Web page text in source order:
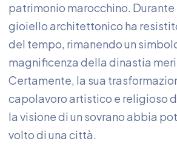
patrimonio marocchino.
gioiello architettonico ha
del tempo, rimanendo un
magnificenza della dinastia
Certamente, la sua
capolavoro artistico e religioso
la visione di un sovrano abbia
volto di una città.